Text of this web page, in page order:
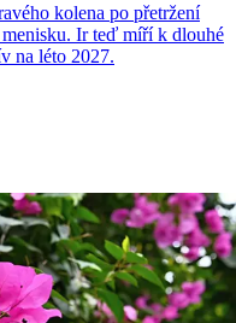
kolena po přetržení
Ir teď míří k dlouhé
na léto 2027.